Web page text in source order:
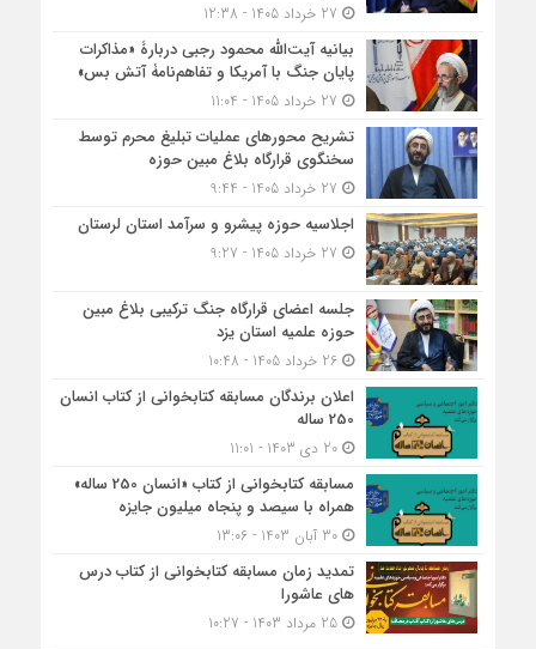
بیانیه آیت‌الله محمود رجبی دربارۀ «مذاکرات
پایان جنگ با آمریکا و تفاهم‌نامۀ آتش بس»
تشریح محورهای عملیات تبلیغ محرم توسط
سخنگوی قرارگاه بلاغ مبین حوزه
اجلاسیه حوزه پیشرو و سرآمد استان لرستان
جلسه اعضای قرارگاه جنگ ترکیبی بلاغ مبین
حوزه علمیه استان یزد
26 خرداد 1405 - 10:48
اعلان برندگان مسابقه کتابخوانی از کتاب انسان
250 ساله
20 دی 1403 - 11:01
مسابقه کتاب‎خوانی از کتاب «انسان 250 ساله»
همراه با سیصد و پنجاه میلیون جایزه
30 آبان 1403 - 13:06
تمدید زمان مسابقه کتابخوانی از کتاب درس
های عاشورا
25 مرداد 1403 - 10:27